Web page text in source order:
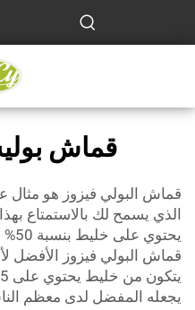
قماش
قماش البولي فيزوز هو مثال
الذي يسمح لك بالاستمتاع
قماش البولي فيزوز الأفضل
يجعله المفضل لدى معظم